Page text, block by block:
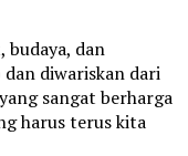
budaya, dan
diwariskan dari
sangat berharga
harus terus kita